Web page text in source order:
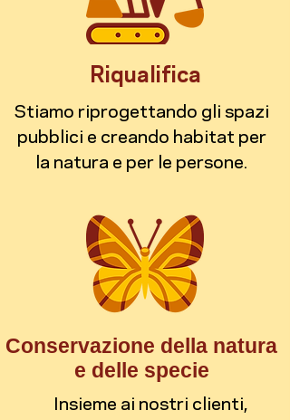
Riqualifica
Stiamo riprogettando gli spazi
pubblici e creando habitat per
la natura e per le persone.
Conservazione della natura
e delle specie
Insieme ai nostri clienti,